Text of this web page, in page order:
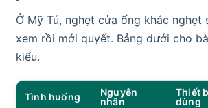
Ở Mỹ Tú, nghẹt cửa ống khác nghẹt
xem rồi mới quyết. Bảng dưới cho
kiểu.
Tình huống
Nguyên
nhân
Thiết
dùng